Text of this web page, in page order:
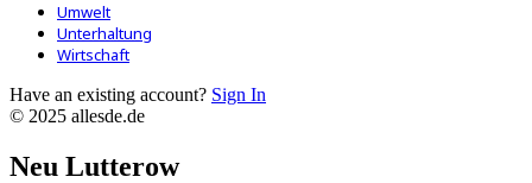
Umwelt
Unterhaltung
Wirtschaft
Have an existing account? Sign In
© 2025 allesde.de
Neu Lutterow